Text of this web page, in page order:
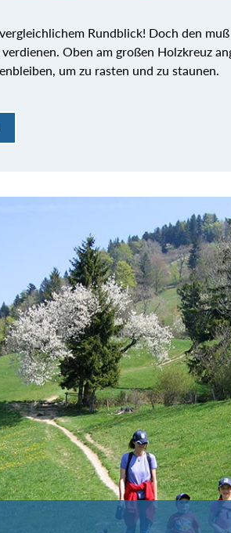
Rundblick! Doch den
Oben am großen Holzkreuz
um zu rasten und zu staunen.